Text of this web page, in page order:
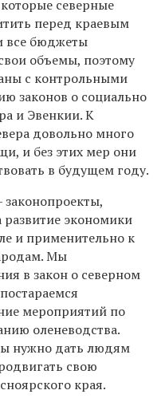
северные
перед краевым
все бюджеты
объемы, поэтому
с контрольными
законов о социально
и Эвенкии. К
довольно много
и без этих мер они
в будущем году.
экономики
и применительно к
Мы
в закон о северном
мероприятий по
оленеводства.
нужно дать людям
свою
края.